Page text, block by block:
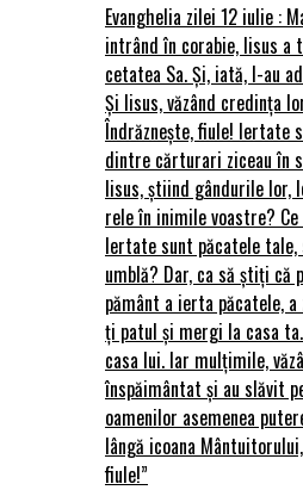
Evanghelia zilei 12 iulie :
intrând în corabie, Iisus a
cetatea Sa. Și, iată, I-au
Și Iisus, văzând credința
Îndrăznește, fiule! Iertate
dintre cărturari ziceau în
Iisus, știind gândurile lor,
rele în inimile voastre?
Iertate sunt păcatele
umblă? Dar, ca să știți că
pământ a ierta păcatele,
ți patul și mergi la casa
casa lui. Iar mulțimile,
înspăimântat și au slăvit
oamenilor asemenea
lângă icoana
fiule!”